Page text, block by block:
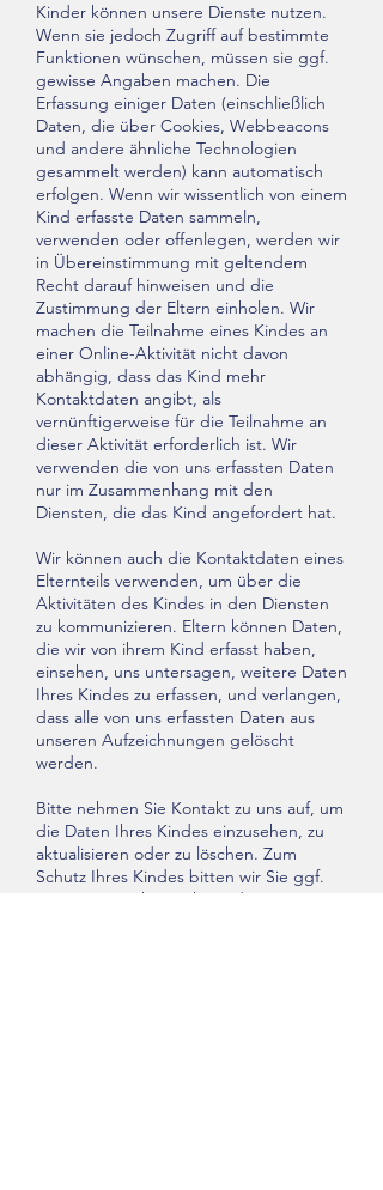
Kinder können unsere Dienste nutzen.
Wenn sie jedoch Zugriff auf bestimmte
Funktionen wünschen, müssen sie ggf.
gewisse Angaben machen. Die
Erfassung einiger Daten (einschließlich
Daten, die über Cookies, Webbeacons
und andere ähnliche Technologien
gesammelt werden) kann automatisch
erfolgen. Wenn wir wissentlich von einem
Kind erfasste Daten sammeln,
verwenden oder offenlegen, werden wir
in Übereinstimmung mit geltendem
Recht darauf hinweisen und die
Zustimmung der Eltern einholen. Wir
machen die Teilnahme eines Kindes an
einer Online-Aktivität nicht davon
abhängig, dass das Kind mehr
Kontaktdaten angibt, als
vernünftigerweise für die Teilnahme an
dieser Aktivität erforderlich ist. Wir
verwenden die von uns erfassten Daten
nur im Zusammenhang mit den
Diensten, die das Kind angefordert hat.
Wir können auch die Kontaktdaten eines
Elternteils verwenden, um über die
Aktivitäten des Kindes in den Diensten
zu kommunizieren. Eltern können Daten,
die wir von ihrem Kind erfasst haben,
einsehen, uns untersagen, weitere Daten
Ihres Kindes zu erfassen, und verlangen,
dass alle von uns erfassten Daten aus
unseren Aufzeichnungen gelöscht
werden.
Bitte nehmen Sie Kontakt zu uns auf, um
die Daten Ihres Kindes einzusehen, zu
aktualisieren oder zu löschen. Zum
Schutz Ihres Kindes bitten wir Sie ggf.
um einen Nachweis Ihrer Identität. Wir